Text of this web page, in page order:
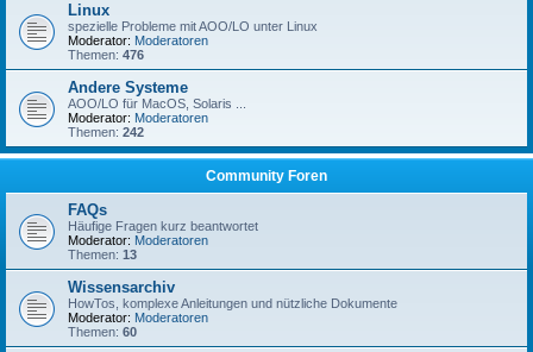
Linux
spezielle Probleme mit AOO/LO unter Linux
Moderator: Moderatoren
Themen: 476
Andere Systeme
AOO/LO für MacOS, Solaris ...
Moderator: Moderatoren
Themen: 242
Community Foren
FAQs
Häufige Fragen kurz beantwortet
Moderator: Moderatoren
Themen: 13
Wissensarchiv
HowTos, komplexe Anleitungen und nützliche Dokumente
Moderator: Moderatoren
Themen: 60